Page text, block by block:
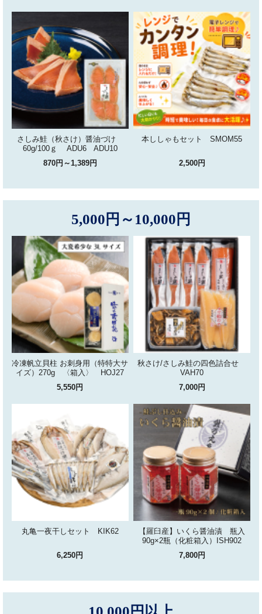
さしみ鮭（秋さけ）醤油づけ
60g/100ｇ ADU6 ADU10
870円～1,389円
本ししゃもセット SMOM55
2,500円
5,000円～10,000円
冷凍帆立貝柱 お刺身用（特特大サ
イズ）270g 〈箱入〉 HOJ27
5,550円
秋さけ/さしみ鮭の四色詰合せ
VAH70
7,000円
丸亀一夜干しセット KIK62
6,250円
【羅臼産】いくら醤油漬 瓶入
90g×2瓶（化粧箱入）ISH902
7,800円